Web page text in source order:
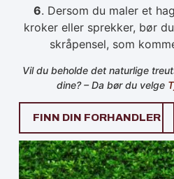
6. Dersom du maler et
kroker eller sprekker, bør
skråpensel, som
Vil du beholde det naturlige
dine? – Da bør du velge
FINN DIN FORHANDLER